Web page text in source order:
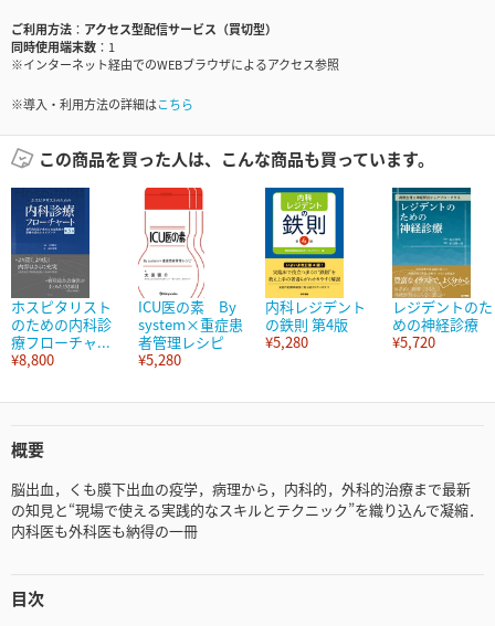
ご利用方法
アクセス型配信サービス（買切型）
同時使用端末数
1
※インターネット経由でのWEBブラウザによるアクセス参照
※導入・利用方法の詳細はこちら
この商品を買った人は、こんな商品も買っています。
ホスピタリスト
のための内科診
療フローチャ...
¥8,800
ICU医の素 By
system×重症患
者管理レシピ
¥5,280
内科レジデント
の鉄則 第4版
¥5,280
レジデントのた
めの神経診療
¥5,720
概要
脳出血，くも膜下出血の疫学，病理から，内科的，外科的治療まで最新
の知見と“現場で使える実践的なスキルとテクニック”を織り込んで凝縮．
内科医も外科医も納得の一冊
目次